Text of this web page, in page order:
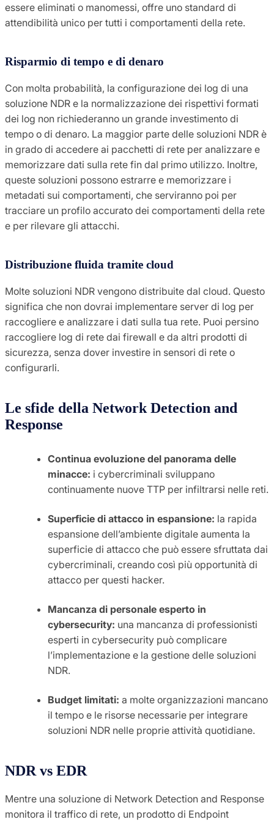
essere eliminati o manomessi, offre uno standard di
attendibilità unico per tutti i comportamenti della rete.
Risparmio di tempo e di denaro
Con molta probabilità, la configurazione dei log di una
soluzione NDR e la normalizzazione dei rispettivi formati
dei log non richiederanno un grande investimento di
tempo o di denaro. La maggior parte delle soluzioni NDR è
in grado di accedere ai pacchetti di rete per analizzare e
memorizzare dati sulla rete fin dal primo utilizzo. Inoltre,
queste soluzioni possono estrarre e memorizzare i
metadati sui comportamenti, che serviranno poi per
tracciare un profilo accurato dei comportamenti della rete
e per rilevare gli attacchi.
Distribuzione fluida tramite cloud
Molte soluzioni NDR vengono distribuite dal cloud. Questo
significa che non dovrai implementare server di log per
raccogliere e analizzare i dati sulla tua rete. Puoi persino
raccogliere log di rete dai firewall e da altri prodotti di
sicurezza, senza dover investire in sensori di rete o
configurarli.
Le sfide della Network Detection and
Response
Continua evoluzione del panorama delle
minacce: i cybercriminali sviluppano
continuamente nuove TTP per infiltrarsi nelle reti.
Superficie di attacco in espansione: la rapida
espansione dell’ambiente digitale aumenta la
superficie di attacco che può essere sfruttata dai
cybercriminali, creando così più opportunità di
attacco per questi hacker.
Mancanza di personale esperto in
cybersecurity: una mancanza di professionisti
esperti in cybersecurity può complicare
l’implementazione e la gestione delle soluzioni
NDR.
Budget limitati: a molte organizzazioni mancano
il tempo e le risorse necessarie per integrare
soluzioni NDR nelle proprie attività quotidiane.
NDR vs EDR
Mentre una soluzione di Network Detection and Response
monitora il traffico di rete, un prodotto di Endpoint